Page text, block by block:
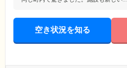
空き状況を知る